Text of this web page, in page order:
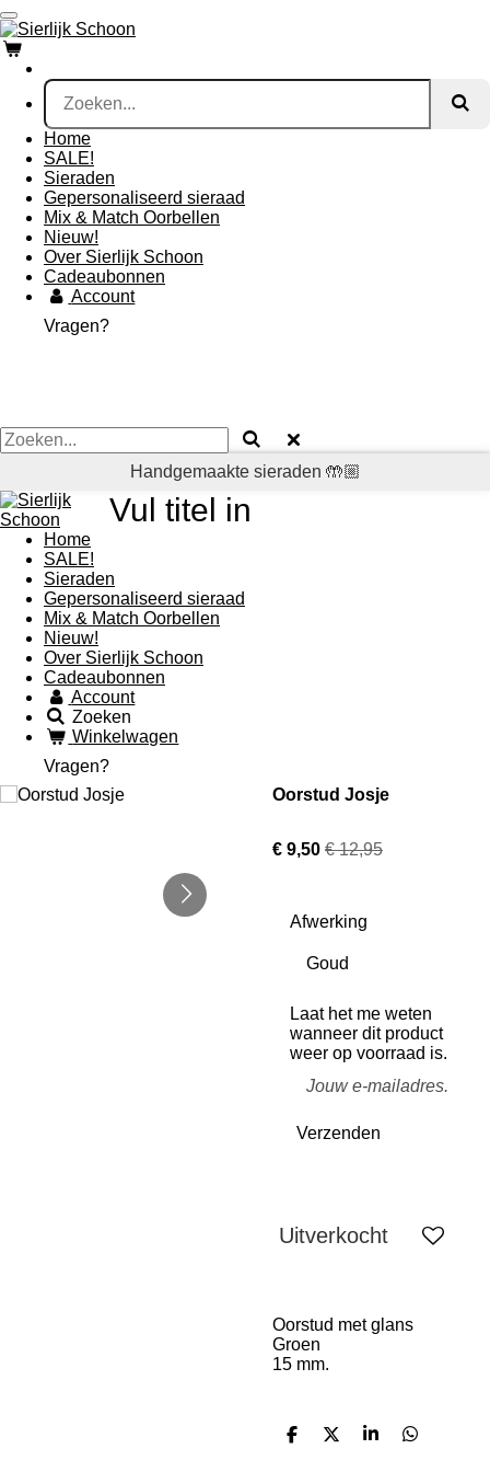
Ga
direct
naar
de
hoofdinhoud
Home
SALE!
Sieraden
Gepersonaliseerd sieraad
Mix & Match Oorbellen
Nieuw!
Over Sierlijk Schoon
Cadeaubonnen
Account
Vragen?
Handgemaakte sieraden 🤲🏼
Vul titel in
Home
SALE!
Sieraden
Gepersonaliseerd sieraad
Mix & Match Oorbellen
Nieuw!
Over Sierlijk Schoon
Cadeaubonnen
Account
Zoeken
Winkelwagen
Vragen?
Oorstud Josje
€ 9,50 € 12,95
Afwerking
Laat het me weten
wanneer dit product
weer op voorraad is.
Verzenden
Uitverkocht
Oorstud met glans
Groen
15 mm.
D
D
S
D